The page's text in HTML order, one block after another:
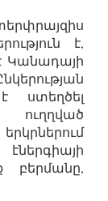
է,
Կանադայի
ստեղծել
բերմանը,